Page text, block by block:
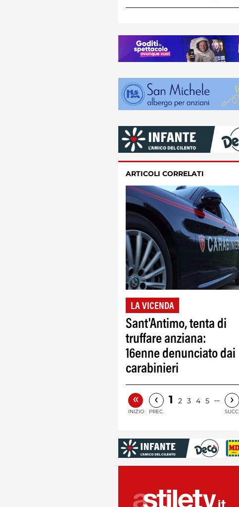
ARTICOLI CORRELATI
LA VICENDA
Sant'Antimo, tenta di
truffare anziana:
16enne denunciato dai
carabinieri
«
INIZIO
‹
PREC.
1 2 3 4 5 … ›
SUCC.